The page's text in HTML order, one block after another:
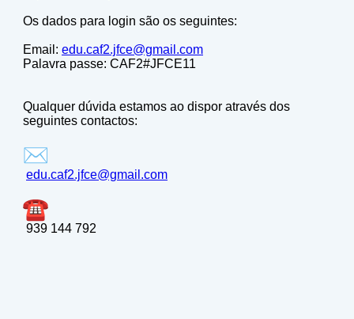
Os dados para login são os seguintes:
Email: edu.caf2.jfce@gmail.com
Palavra passe: CAF2#JFCE11
Qualquer dúvida estamos ao dispor através dos
seguintes contactos:
edu.caf2.jfce@gmail.com
939 144 792